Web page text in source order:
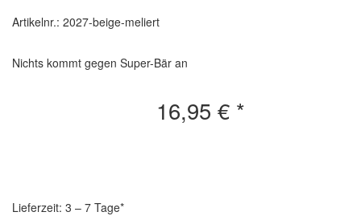
Artikelnr.: 2027-beige-meliert
Nichts kommt gegen Super-Bär an
16,95 € *
Lieferzeit: 3 – 7 Tage*